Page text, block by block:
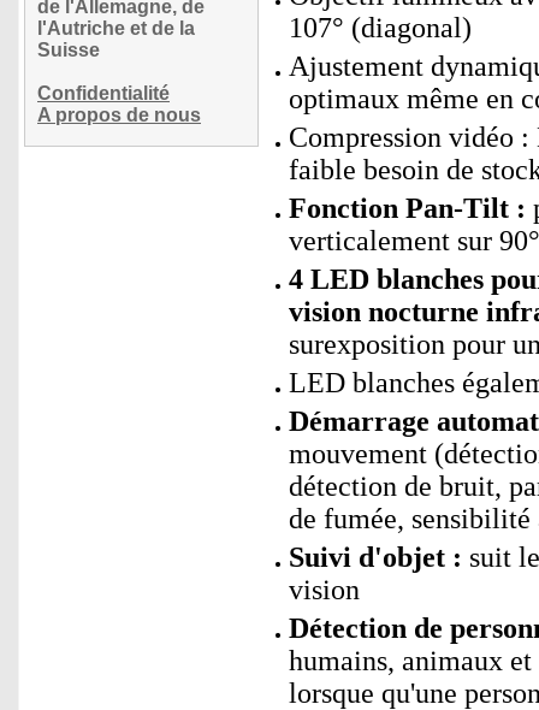
de l'Allemagne, de
l'Autriche et de la
Suisse
Confidentialité
A propos de nous
107° (diagonal)
Ajustement
optimaux même en
Compression vidéo
faible besoin de
Fonction Pan-Tilt :
verticalement sur
4 LED blanches
vision nocturne
surexposition pour
LED blanches
Démarrage
mouvement
détection de bruit,
de fumée,
Suivi d'objet : suit
vision
Détection de
humains, animaux
lorsque qu'une